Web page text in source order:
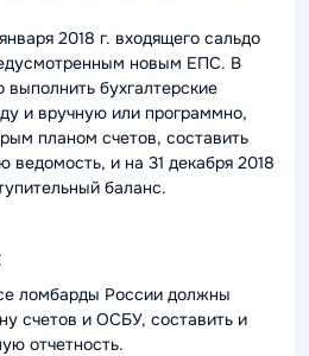
2018 г. входящего сальдо
новым ЕПС. В
выполнить бухгалтерские
и вручную или программно,
планом счетов, составить
ведомость, и на 31 декабря 2018
баланс.
ломбарды России должны
счетов и ОСБУ, составить и
отчетность.